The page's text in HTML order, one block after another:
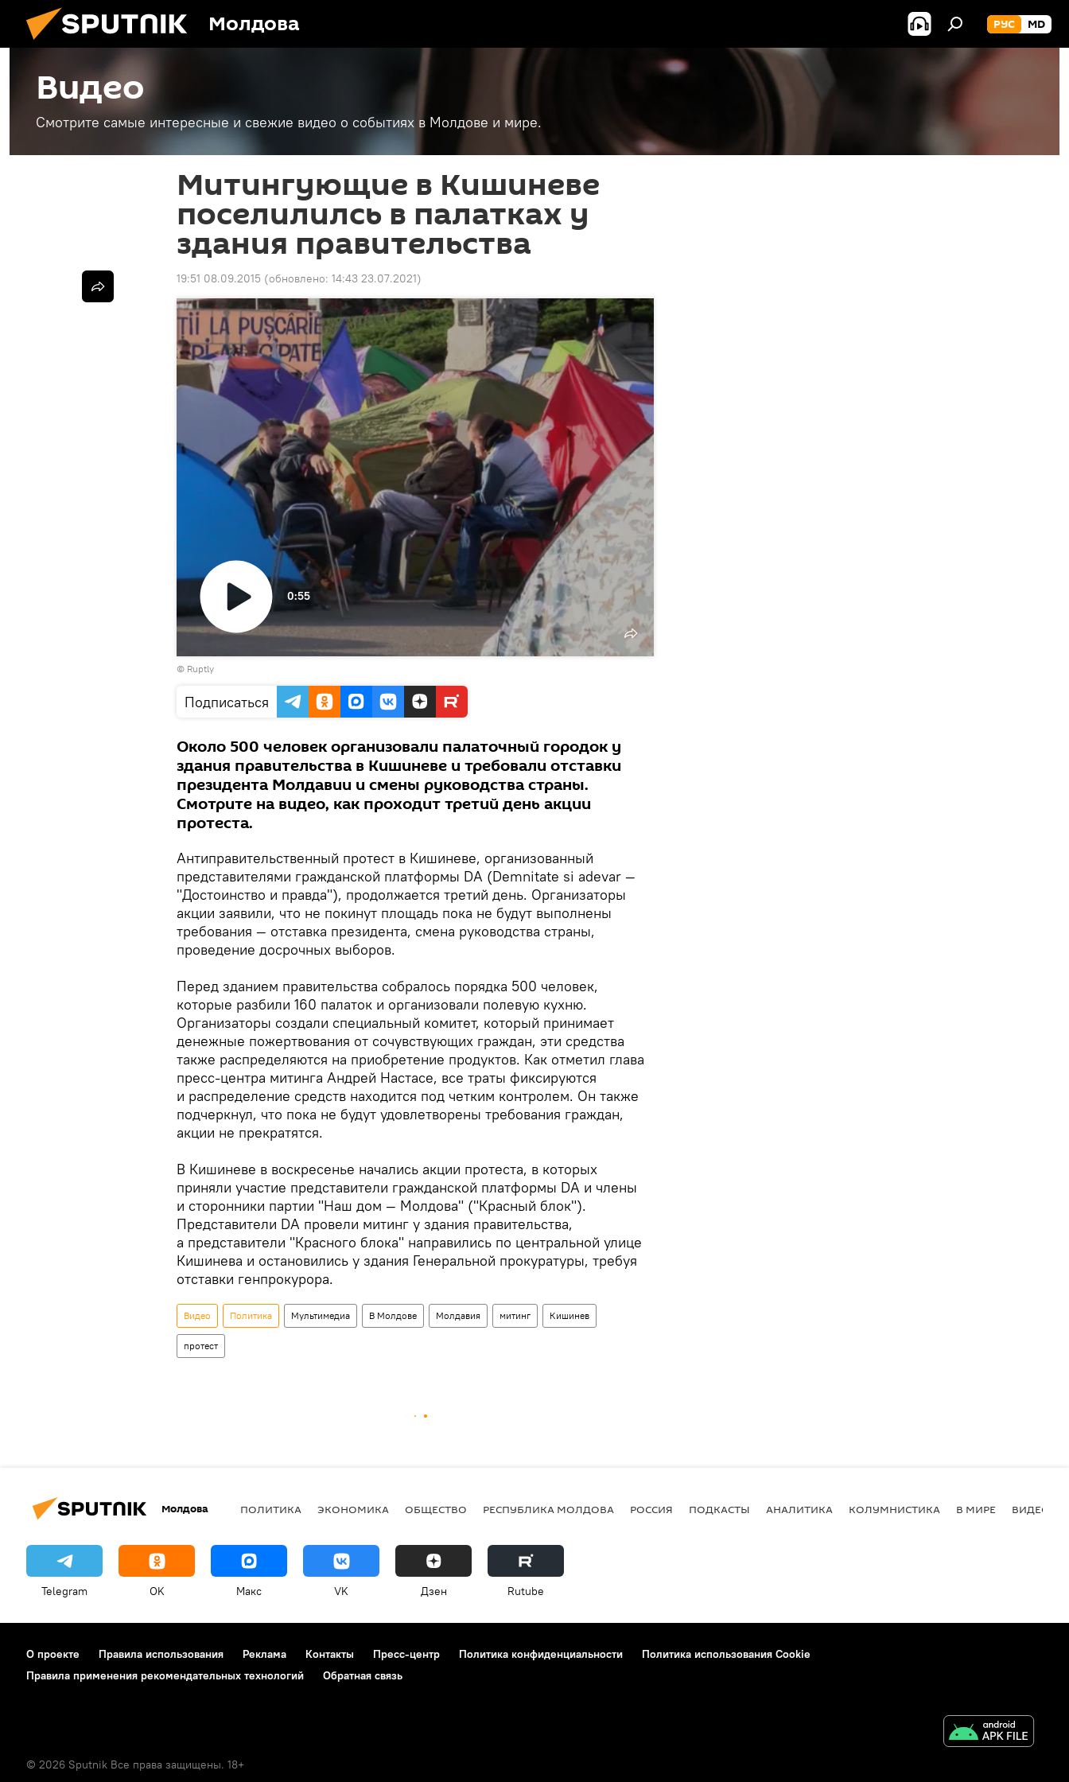
Молдова РУС MD
Видео
Смотрите самые интересные и свежие видео о событиях в Молдове и мире.
Митингующие в Кишиневе
поселилилсь в палатках у
здания правительства
19:51 08.09.2015 (обновлено: 14:43 23.07.2021)
Воспроизвести
0:55
© Ruptly
Подписаться
Около 500 человек организовали палаточный городок у
здания правительства в Кишиневе и требовали отставки
президента Молдавии и смены руководства страны.
Смотрите на видео, как проходит третий день акции
протеста.
Антиправительственный протест в Кишиневе, организованный
представителями гражданской платформы DA (Demnitate si adevar —
"Достоинство и правда"), продолжается третий день. Организаторы
акции заявили, что не покинут площадь пока не будут выполнены
требования — отставка президента, смена руководства страны,
проведение досрочных выборов.
Перед зданием правительства собралось порядка 500 человек,
которые разбили 160 палаток и организовали полевую кухню.
Организаторы создали специальный комитет, который принимает
денежные пожертвования от сочувствующих граждан, эти средства
также распределяются на приобретение продуктов. Как отметил глава
пресс-центра митинга Андрей Настасе, все траты фиксируются
и распределение средств находится под четким контролем. Он также
подчеркнул, что пока не будут удовлетворены требования граждан,
акции не прекратятся.
В Кишиневе в воскресенье начались акции протеста, в которых
приняли участие представители гражданской платформы DA и члены
и сторонники партии "Наш дом — Молдова" ("Красный блок").
Представители DA провели митинг у здания правительства,
а представители "Красного блока" направились по центральной улице
Кишинева и остановились у здания Генеральной прокуратуры, требуя
отставки генпрокурора.
Видео Политика Мультимедиа В Молдове Молдавия митинг Кишинев
протест
Молдова ПОЛИТИКА ЭКОНОМИКА ОБЩЕСТВО РЕСПУБЛИКА МОЛДОВА РОССИЯ ПОДКАСТЫ АНАЛИТИКА КОЛУМНИСТИКА В МИРЕ ВИДЕО
Telegram OK Макс VK Дзен Rutube
О проекте Правила использования Реклама Контакты Пресс-центр Политика конфиденциальности
Политика использования Cookie
Правила применения рекомендательных технологий
Обратная связь
© 2026 Sputnik Все права защищены. 18+